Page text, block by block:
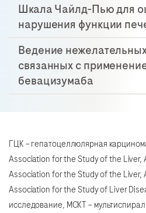
Шкала Чайлд-Пью для
нарушения функции
Ведение
связанных с
бевацизумаба
ГЦК – гепатоцеллюлярная
Association for the Study of the Liver,
Association for the Study of the Liver,
Association for the Study of Liver
исследование, МСКТ –